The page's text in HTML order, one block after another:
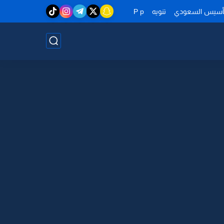
السعودي تنويه P p